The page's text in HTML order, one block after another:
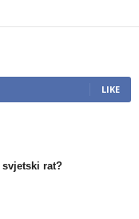
LIKE
svjetski rat?